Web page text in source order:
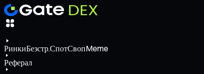
РинкиБезстр.СпотСвопMeme
Реферал